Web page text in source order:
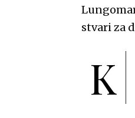
stvari za
K